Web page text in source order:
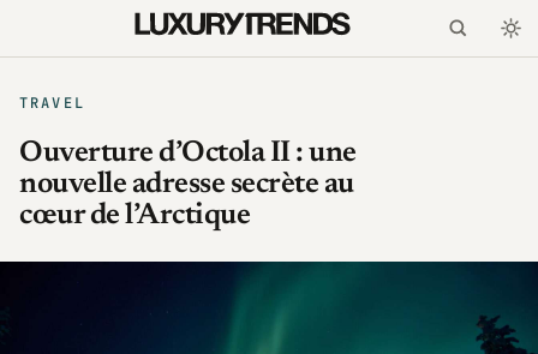
TRAVEL
Ouverture d’Octola II : une
nouvelle adresse secrète au
cœur de l’Arctique